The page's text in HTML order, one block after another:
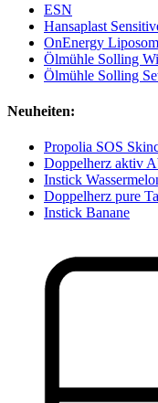
ESN
Hansaplast
OnEnergy
Ölmühle Solling
Ölmühle Solling
Neuheiten:
Propolia SOS
Doppelherz aktiv
Instick
Doppelherz pure
Instick Banane